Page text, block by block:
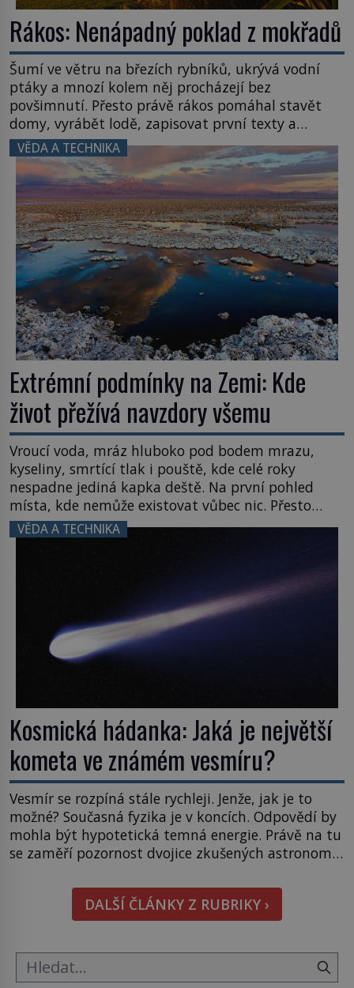
Rákos: Nenápadný poklad z mokřadů
Šumí ve větru na březích rybníků, ukrývá vodní
ptáky a mnozí kolem něj procházejí bez
povšimnutí. Přesto právě rákos pomáhal stavět
domy, vyrábět lodě, zapisovat první texty a
inspiroval řadu pověstí. Tato skromná, ale
užitečná rostlina provází člověka už tisíce let.
Většina lidí vnímá rákos jen jako obyčejnou kulisu
letního koupání. Stačí se však podívat […]
VĚDA A TECHNIKA
Extrémní podmínky na Zemi: Kde
život přežívá navzdory všemu
Vroucí voda, mráz hluboko pod bodem mrazu,
kyseliny, smrtící tlak i pouště, kde celé roky
nespadne jediná kapka deště. Na první pohled
místa, kde nemůže existovat vůbec nic. Přesto
právě tady vědci objevují organismy, které
posouvají hranice života. Každý nový nález mění
naše představy o tom, co všechno dokáže příroda a
napovídá, kde bychom jednou […]
VĚDA A TECHNIKA
Kosmická hádanka: Jaká je největší
kometa ve známém vesmíru?
Vesmír se rozpíná stále rychleji. Jenže, jak je to
možné? Současná fyzika je v koncích. Odpovědí by
mohla být hypotetická temná energie. Právě na tu
se zaměří pozornost dvojice zkušených astronomů.
hmatatelnějšího. Naprosto rekordní kometu!
Astronomové Pedro Bernardinelli a Gary Bernstein
mravenčí prací zkoumají archivní snímky v rámci
DALŠÍ ČLÁNKY Z RUBRIKY ›